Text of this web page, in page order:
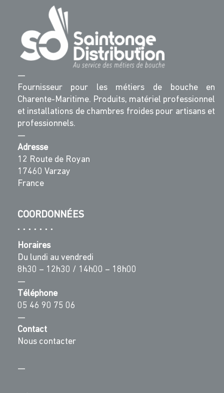
—
Fournisseur pour les métiers de bouche en
Charente-Maritime. Produits, matériel professionnel
et installations de chambres froides pour artisans et
professionnels.
—
Adresse
12 Route de Royan
17460 Varzay
France
COORDONNÉES
Horaires
Du lundi au vendredi
8h30 – 12h30 / 14h00 – 18h00
—
Téléphone
05 46 90 75 06
—
Contact
Nous contacter
—